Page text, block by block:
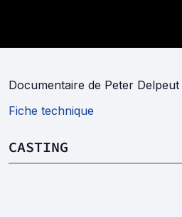
Documentaire de Peter Delpeut
Fiche technique
CASTING